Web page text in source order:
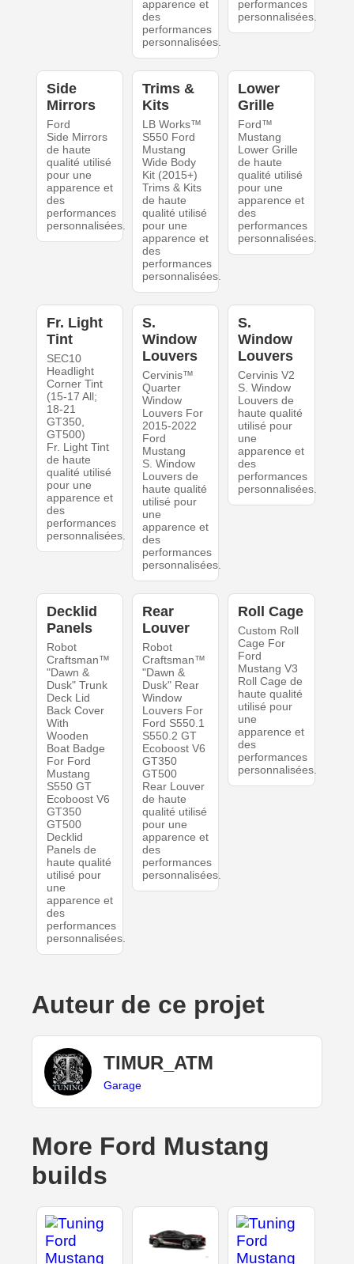
apparence et
des
performances
personnalisées.
performances
personnalisées.
Side
Mirrors
Ford
Side Mirrors
de haute
qualité utilisé
pour une
apparence et
des
performances
personnalisées.
Trims &
Kits
LB Works™
S550 Ford
Mustang
Wide Body
Kit (2015+)
Trims & Kits
de haute
qualité utilisé
pour une
apparence et
des
performances
personnalisées.
Lower
Grille
Ford™
Mustang
Lower Grille
de haute
qualité utilisé
pour une
apparence et
des
performances
personnalisées.
Fr. Light
Tint
SEC10
Headlight
Corner Tint
(15-17 All;
18-21
GT350,
GT500)
Fr. Light Tint
de haute
qualité utilisé
pour une
apparence et
des
performances
personnalisées.
S.
Window
Louvers
Cervinis™
Quarter
Window
Louvers For
2015-2022
Ford
Mustang
S. Window
Louvers de
haute qualité
utilisé pour
une
apparence et
des
performances
personnalisées.
S.
Window
Louvers
Cervinis V2
S. Window
Louvers de
haute qualité
utilisé pour
une
apparence et
des
performances
personnalisées.
Decklid
Panels
Robot
Craftsman™
"Dawn &
Dusk" Trunk
Deck Lid
Back Cover
With
Wooden
Boat Badge
For Ford
Mustang
S550 GT
Ecoboost V6
GT350
GT500
Decklid
Panels de
haute qualité
utilisé pour
une
apparence et
des
performances
personnalisées.
Rear
Louver
Robot
Craftsman™
"Dawn &
Dusk" Rear
Window
Louvers For
Ford S550.1
S550.2 GT
Ecoboost V6
GT350
GT500
Rear Louver
de haute
qualité utilisé
pour une
apparence et
des
performances
personnalisées.
Roll Cage
Custom Roll
Cage For
Ford
Mustang V3
Roll Cage de
haute qualité
utilisé pour
une
apparence et
des
performances
personnalisées.
Auteur de ce projet
TIMUR_ATM
Garage
More Ford Mustang
builds